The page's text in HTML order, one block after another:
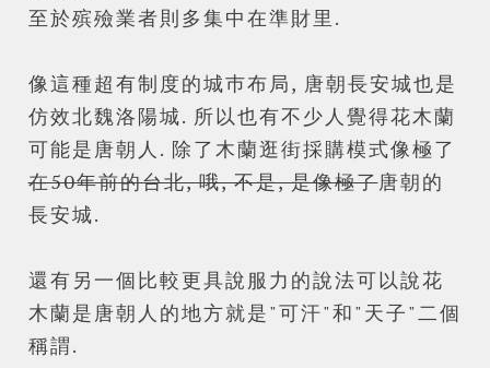
至於殡殮業者則多集中在準財里.
像這種超有制度的城巿布局, 唐朝長安城也是
仿效北魏洛陽城. 所以也有不少人覺得花木蘭
可能是唐朝人. 除了木蘭逛街採購模式像極了
在50年前的台北, 哦, 不是, 是像極了唐朝的
長安城.
還有另一個比較更具說服力的說法可以說花
木蘭是唐朝人的地方就是"可汗"和"天子"二個
稱謂.